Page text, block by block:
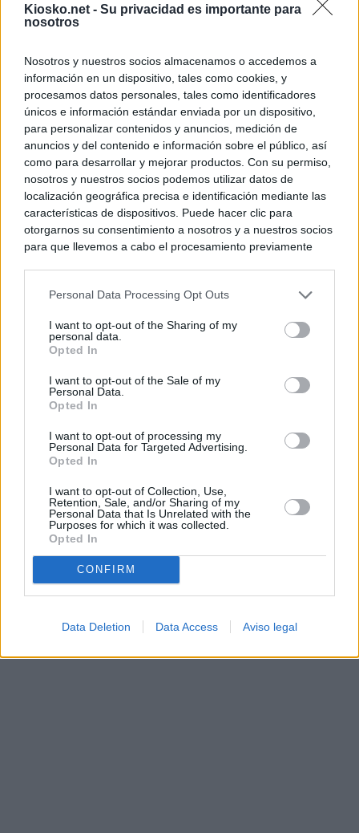
Kiosko.net - Su privacidad es importante para
nosotros
Nosotros y nuestros socios almacenamos o accedemos a
información en un dispositivo, tales como cookies, y
procesamos datos personales, tales como identificadores
únicos e información estándar enviada por un dispositivo,
para personalizar contenidos y anuncios, medición de
anuncios y del contenido e información sobre el público, así
como para desarrollar y mejorar productos. Con su permiso,
nosotros y nuestros socios podemos utilizar datos de
localización geográfica precisa e identificación mediante las
características de dispositivos. Puede hacer clic para
otorgarnos su consentimiento a nosotros y a nuestros socios
para que llevemos a cabo el procesamiento previamente
negar su consentimiento. Tenga en cuenta que algún
de su consentimiento, pero usted tiene el derecho de
rechazar tal procesamiento. Sus preferencias se aplicarán
cualquier momento entrando de nuevo en este sitio web o
visitando nuestra política de privacidad.
Personal Data Processing Opt Outs
I want to opt-out of the Sharing of my
personal data.
Opted In
I want to opt-out of the Sale of my
Personal Data.
Opted In
I want to opt-out of processing my
Personal Data for Targeted Advertising.
Opted In
I want to opt-out of Collection, Use,
Retention, Sale, and/or Sharing of my
Personal Data that Is Unrelated with the
Purposes for which it was collected.
Opted In
CONFIRM
Data Deletion Data Access Aviso legal